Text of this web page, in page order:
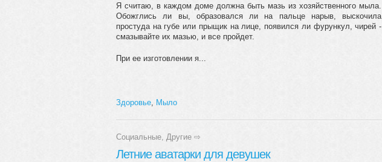
Я считаю, в каждом доме должна быть мазь из хозяйственного мыла.
Обожглись ли вы, образовался ли на пальце нарыв, выскочила
простуда на губе или прыщик на лице, появился ли фурункул, чирей -
смазывайте их мазью, и все пройдет.
При ее изготовлении я...
Здоровье Мыло
Социальные Другие ⇨
Летние аватарки для девушек